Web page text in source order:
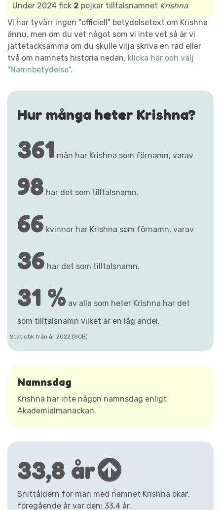
Under 2024 fick 2 pojkar tilltalsnamnet Krishna
Vi har tyvärr ingen "officiell" betydelsetext om Krishna
ännu, men om du vet något som vi inte vet så är vi
jättetacksamma om du skulle vilja skriva en rad eller
två om namnets historia nedan, klicka här och välj
"Namnbetydelse".
Hur många heter Krishna?
361 män har Krishna som förnamn, varav
98 har det som tilltalsnamn.
66 kvinnor har Krishna som förnamn, varav
36 har det som tilltalsnamn.
31 % av alla som heter Krishna har det
som tilltalsnamn vilket är en låg andel.
Statistik från år 2022 (SCB)
Namnsdag
Krishna har inte någon namnsdag enligt
Akademialmanackan.
33,8 år
Snittåldern för män med namnet Krishna ökar,
föregående år var den: 33,4 år.